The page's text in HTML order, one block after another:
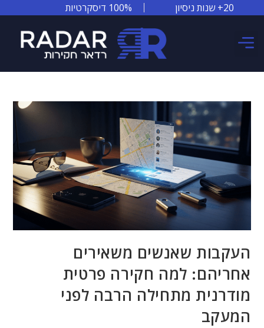
20+ שנות ניסיון 100% דיסקרטיות
העקבות שאנשים משאירים
אחריהם: למה חקירה פרטית
מודרנית מתחילה הרבה לפני
המעקב